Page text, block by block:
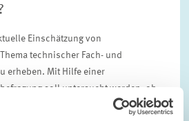
Einschätzung von
technischer Fach- und
erheben. Mit Hilfe einer
soll untersucht werden, ob